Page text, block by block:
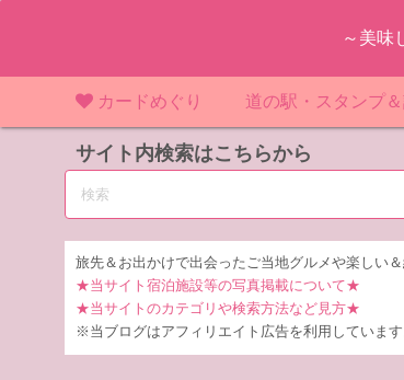
ツ
～美味
カードめぐり
マンホールカード マンホールカード（
マンホールカード（
マンホールカード（
IKEカード
KAWAカード
橋カード
ダムカード
道の駅・スタンプ
道の駅（関東）
道の駅（東北）
道の駅（北陸）
サイト内検索はこちらから
旅先＆お出かけで出会ったご当地グルメや楽しい
★当サイト宿泊施設等の写真掲載について★
★当サイトのカテゴリや検索方法など見方★
※当ブログはアフィリエイト広告を利用しています